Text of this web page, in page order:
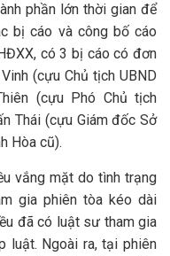
phần lớn thời gian để
bị cáo và công bố cáo
có 3 bị cáo có đơn
(cựu Chủ tịch UBND
(cựu Phó Chủ tịch
Thái (cựu Giám đốc Sở
Hòa cũ).
vắng mặt do tình trạng
gia phiên tòa kéo dài
đã có luật sư tham gia
luật. Ngoài ra, tại phiên